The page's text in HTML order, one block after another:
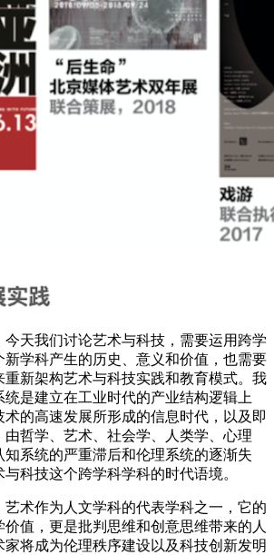
我们讨论艺术与科技，需要运用跨学
新学科产生的历史、意义和价值，也需要
重新架构艺术与科技实践和教育模式。我
是建立在工业时代的产业结构逻辑上
术的高速发展所形成的信息时代，以及即
哲学、艺术、社会学、人类学、心理
系统的严重滞后和伦理系统的逐渐失
科技这个跨学科学科的时代语境。
作为人文学科的代表学科之一，它的
值，更是批判思维和创意思维带来的人
将成为伦理秩序建设以及科技创新发明